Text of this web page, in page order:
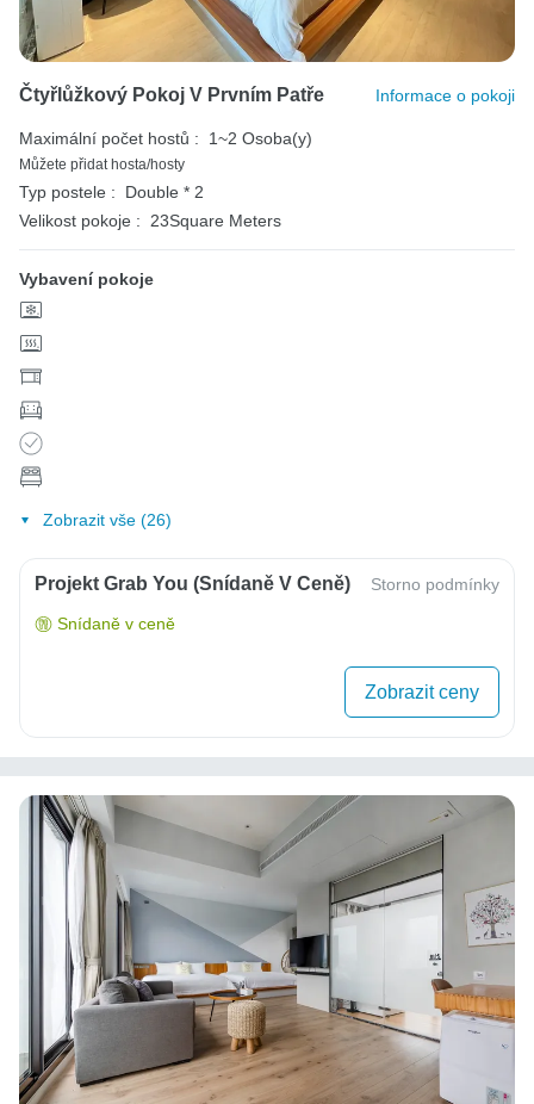
Čtyřlůžkový Pokoj V Prvním Patře Informace o pokoji
Maximální počet hostů : 1~2 Osoba(y)
Můžete přidat hosta/hosty
Typ postele :
Double * 2
Velikost pokoje :
23Square Meters
Vybavení pokoje
Zobrazit vše (26)
Projekt Grab You (snídaně V Ceně) Storno podmínky
Snídaně v ceně
Zobrazit ceny